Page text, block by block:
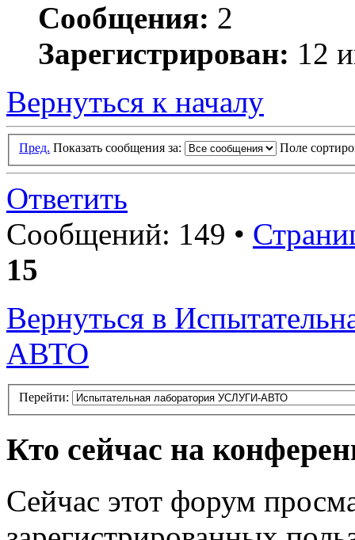
Сообщения: 2
Зарегистрирован: 12
Вернуться к началу
Пред. Показать сообщения за: Поле
Ответить
Сообщений: 149 •
15
Вернуться в
АВТО
Перейти:
Кто сейчас на
Сейчас этот форум